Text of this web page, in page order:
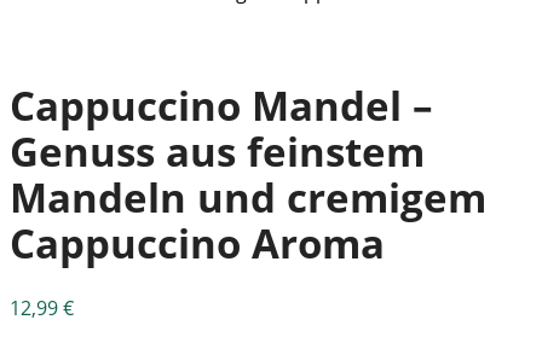
Cappuccino Mandel –
Genuss aus feinstem
Mandeln und cremigem
Cappuccino Aroma
12,99€